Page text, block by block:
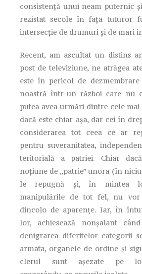
consistență unui neam puternic
rezistat secole în fața tuturor
intersecție de drumuri și de mari
Recent, am ascultat un distins
post de televiziune, ne atrăgea
este în pericol de
noastră într-un război care nu
putea avea urmări dintre cele
dacă este chiar așa, dar cei în
considerarea tot ceea ce ar
pentru suveranitatea,
teritorială a patriei. Chiar
noțiune de „patrie” unora (în
le repugnă și, în mintea
manipulările de tot fel, nu
dincolo de aparențe. Iar, în
lor, achiesează nonșalant
denigrarea diferitelor categorii
armata, organele de ordine și
clerul sunt așezate pe